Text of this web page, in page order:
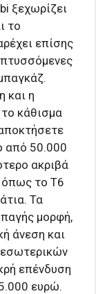
ξεχωρίζει
το
επίσης
πτυσσόμενες
και η
κάθισμα
από 50.000
ακριβά
όπως το T6
Τα
μορφή,
άνεση και
εσωτερικών
επένδυση
ευρώ.